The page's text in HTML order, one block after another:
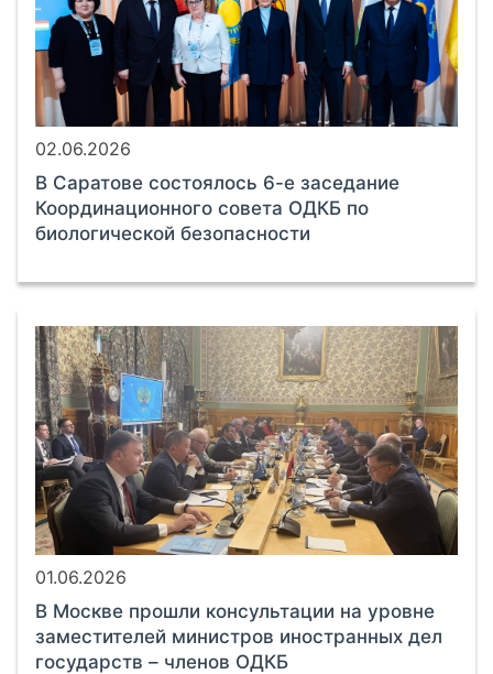
02.06.2026
В Саратове состоялось 6-е заседание
Координационного совета ОДКБ по
биологической безопасности
01.06.2026
В Москве прошли консультации на уровне
заместителей министров иностранных дел
государств – членов ОДКБ